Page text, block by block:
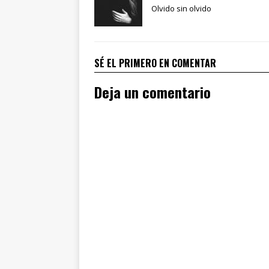
Olvido sin olvido
SÉ EL PRIMERO EN COMENTAR
Deja un comentario